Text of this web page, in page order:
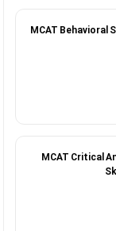
MCAT Behavioral
MCAT Critical